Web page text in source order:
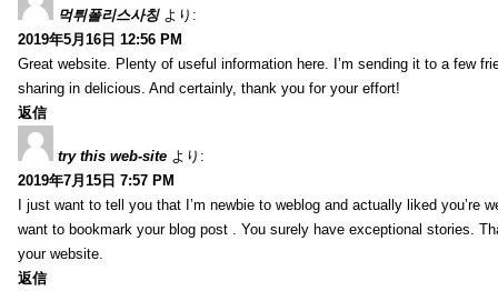
먹튀폴리스사칭 より:
2019年5月16日 12:56 PM
Great website. Plenty of useful information here. I’m sending it to a few
sharing in delicious. And certainly, thank you for your effort!
返信
try this web-site より:
2019年7月15日 7:57 PM
I just want to tell you that I’m newbie to weblog and actually liked you’re
want to bookmark your blog post . You surely have exceptional stories.
your website.
返信